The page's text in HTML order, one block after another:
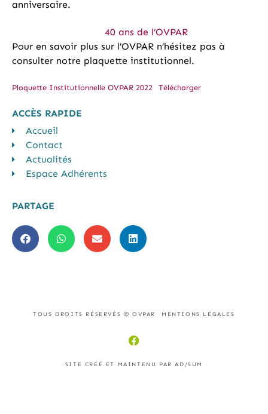
anniversaire.
40 ans de l’OVPAR
Pour en savoir plus sur l’OVPAR n’hésitez pas à
consulter notre plaquette institutionnel.
Plaquette Institutionnelle OVPAR 2022 Télécharger
ACCÈS RAPIDE
Accueil
Contact
Actualités
Espace Adhérents
PARTAGE
SITE CRÉÉ ET MAINTENU PAR AD/SUM
TOUS DROITS RÉSERVÉS © OVPAR MENTIONS LÉGALES